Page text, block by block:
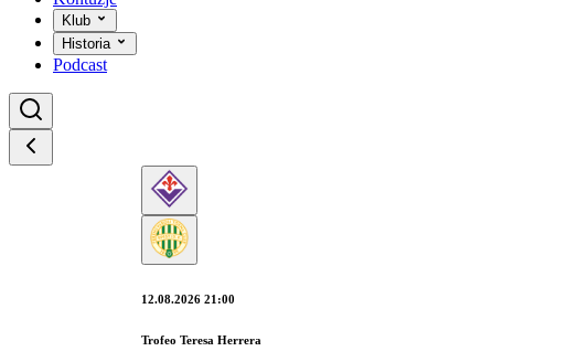
Klub
Historia
Podcast
12.08.2026 21:00
Trofeo Teresa Herrera